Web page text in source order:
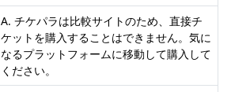
A. チケパラは比較サイトのため、直接チ
ケットを購入することはできません。気に
なるプラットフォームに移動して購入して
ください。